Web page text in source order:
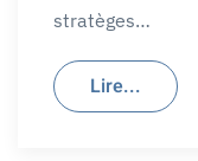
stratèges…
Lire...